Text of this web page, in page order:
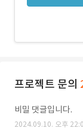
프로젝트 문의
비밀 댓글입니다.
2024.09.10. 오후